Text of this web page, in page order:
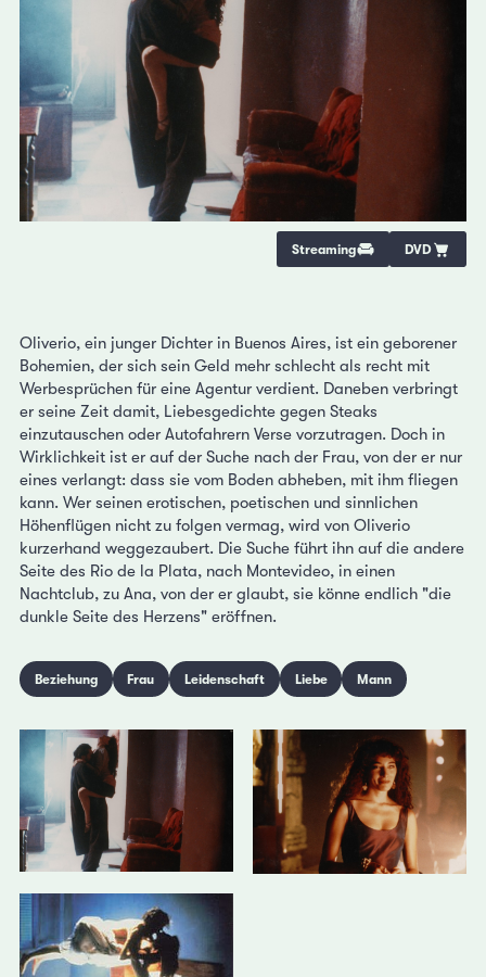
Streaming DVD
Oliverio, ein junger Dichter in Buenos Aires, ist ein geborener
Bohemien, der sich sein Geld mehr schlecht als recht mit
Werbesprüchen für eine Agentur verdient. Daneben verbringt
er seine Zeit damit, Liebesgedichte gegen Steaks
einzutauschen oder Autofahrern Verse vorzutragen. Doch in
Wirklichkeit ist er auf der Suche nach der Frau, von der er nur
eines verlangt: dass sie vom Boden abheben, mit ihm fliegen
kann. Wer seinen erotischen, poetischen und sinnlichen
Höhenflügen nicht zu folgen vermag, wird von Oliverio
kurzerhand weggezaubert. Die Suche führt ihn auf die andere
Seite des Rio de la Plata, nach Montevideo, in einen
Nachtclub, zu Ana, von der er glaubt, sie könne endlich "die
dunkle Seite des Herzens" eröffnen.
Beziehung Frau Leidenschaft Liebe Mann